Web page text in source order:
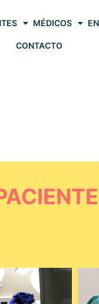
MÉDICOS
CONTACTO